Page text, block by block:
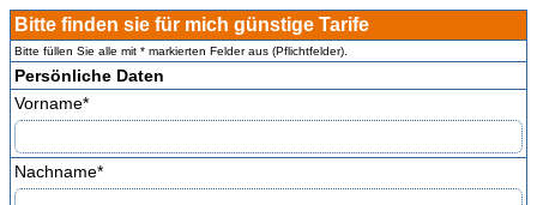
Bitte finden sie für mich günstige Tarife
Bitte füllen Sie alle mit * markierten Felder aus (Pflichtfelder).
Persönliche Daten
Vorname*
Nachname*